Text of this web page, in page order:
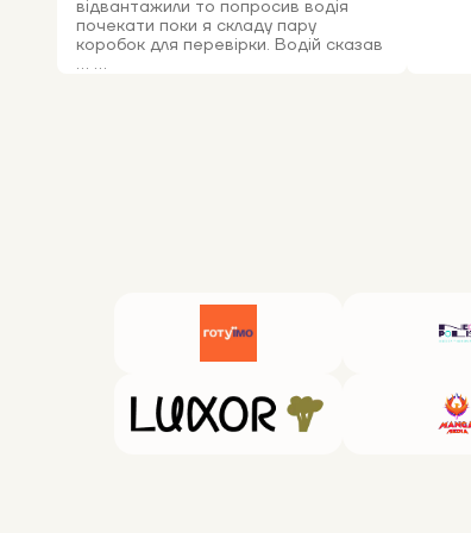
відвантажили то попросив водія
почекати поки я складу пару
коробок для перевірки. Водій сказав
... ...